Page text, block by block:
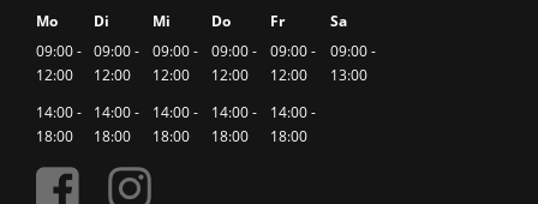
Mo Di Mi Do Fr
Sa
09:00 -
12:00
09:00 -
12:00
09:00 -
12:00
09:00 -
12:00
09:00 -
12:00
09:00 -
13:00
14:00 -
18:00
14:00 -
18:00
14:00 -
18:00
14:00 -
18:00
14:00 -
18:00